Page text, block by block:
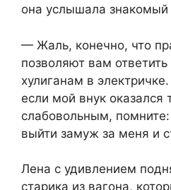
она услышала знакомый
— Жаль, конечно, что
позволяют вам
хулиганам в
если мой внук оказался
слабовольным,
выйти замуж за меня и
Лена с удивлением
старика из вагона,